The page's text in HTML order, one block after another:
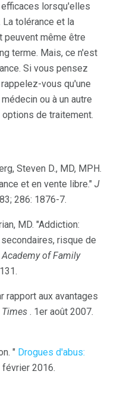
lorsqu'elles
tolérance et la
peuvent même être
terme. Mais, ce n'est
Si vous pensez
vous qu'une
ou à un autre
de traitement.
Steven D., MD, MPH.
et en vente libre." J
286: 1876-7.
MD. "Addiction:
risque de
of Family
rapport aux avantages
. 1er août 2007.
" Drogues d'abus:
février 2016.